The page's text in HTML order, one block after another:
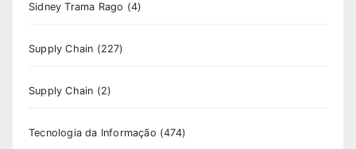
Sidney Trama Rago (4)
Supply Chain (227)
Supply Chain (2)
Tecnologia da Informação (474)